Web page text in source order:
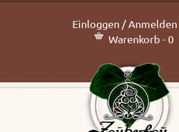
Einloggen / Anmelden
Warenkorb - 0